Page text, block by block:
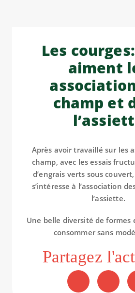
Les
aiment
champ et
Après avoir travaillé sur les
champ, avec les essais
d’engrais verts sous couvert,
s’intéresse à l’association
l’assiette.
Une belle diversité de formes
consommer sans
Partagez